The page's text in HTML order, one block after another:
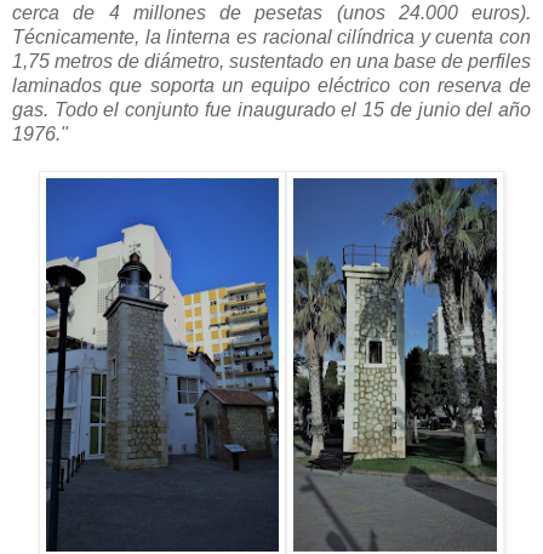
cerca de 4 millones de pesetas (unos 24.000 euros).
Técnicamente, la linterna es racional cilíndrica y cuenta con
1,75 metros de diámetro, sustentado en una base de perfiles
laminados que soporta un equipo eléctrico con reserva de
gas. Todo el conjunto fue inaugurado el 15 de junio del año
1976."